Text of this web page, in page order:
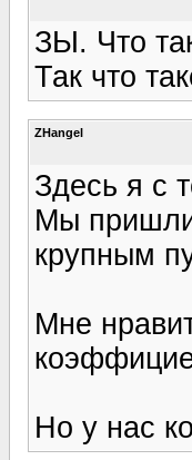
ЗЫ. Что
Так что
ZHangel
Здесь я с
Мы
крупным
Мне
Но у нас